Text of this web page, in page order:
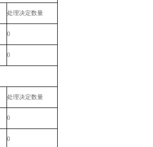
处理决定数量
0
0
处理决定数量
0
0